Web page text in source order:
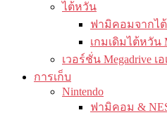
ไต้หวัน
ฟามิคอมจากไ
เกมเดิมไต้หวัน
เวอร์ชั่น Megadrive เอ
การเก็บ
Nintendo
ฟามิคอม &